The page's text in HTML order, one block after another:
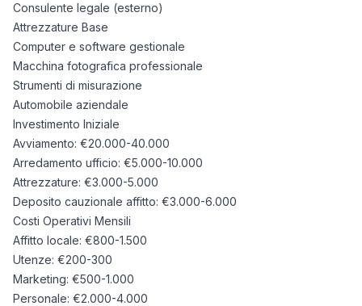
Consulente legale (esterno)
Attrezzature Base
Computer e software gestionale
Macchina fotografica professionale
Strumenti di misurazione
Automobile aziendale
Investimento Iniziale
Avviamento: €20.000-40.000
Arredamento ufficio: €5.000-10.000
Attrezzature: €3.000-5.000
Deposito cauzionale affitto: €3.000-6.000
Costi Operativi Mensili
Affitto locale: €800-1.500
Utenze: €200-300
Marketing: €500-1.000
Personale: €2.000-4.000